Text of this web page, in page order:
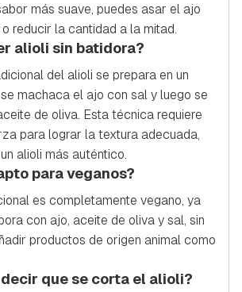
más suave, puedes asar el ajo
reducir la cantidad a la mitad.
alioli sin batidora?
del alioli se prepara en un
machaca el ajo con sal y luego se
de oliva. Esta técnica requiere
para lograr la textura adecuada,
alioli más auténtico.
para veganos?
es completamente vegano, ya
con ajo, aceite de oliva y sal, sin
productos de origen animal como
que se corta el alioli?